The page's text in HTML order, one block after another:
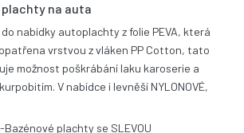
plachty na auta
nabídky autoplachty z folie PEVA, která
vrstvou z vláken PP Cotton, tato
možnost poškrábání laku karoserie a
V nabídce i levněší NYLONOVÉ,